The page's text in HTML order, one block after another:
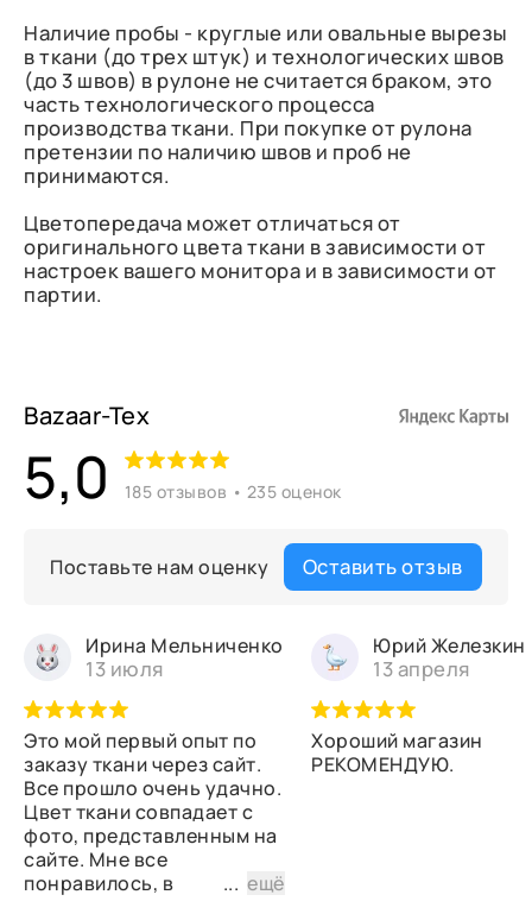
Наличие пробы - круглые или овальные вырезы
в ткани (до трех штук) и технологических швов
(до 3 швов) в рулоне не считается браком, это
часть технологического процесса
производства ткани. При покупке от рулона
претензии по наличию швов и проб не
принимаются.
Цветопередача может отличаться от
оригинального цвета ткани в зависимости от
настроек вашего монитора и в зависимости от
партии.
Bazaar-Tex
5,0 185 отзывов • 235 оценок
Поставьте нам оценку Оставить отзыв
Ирина Мельниченко
13 июля
Это мой первый опыт по
заказу ткани через сайт.
Все прошло очень удачно.
Цвет ткани совпадает с
фото, представленным на
сайте. Мне все
понравилось, в
...ещё
Юрий Железкин
13 апреля
Хороший магазин
РЕКОМЕНДУЮ.